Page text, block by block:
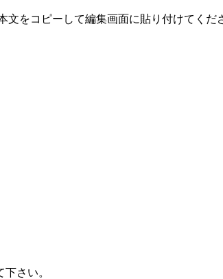
をコピーして編集画面に貼り付けてくだ
さい。